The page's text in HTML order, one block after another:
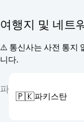
여행지 및 네트
⚠️ 통신사는 사전 통지
니다.
파
🇵🇰파키스탄